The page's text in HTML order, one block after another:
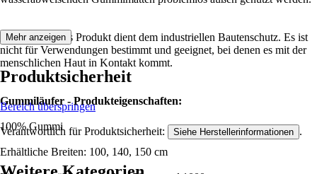
Hinweis: Dieses Produkt dient dem industriellen Bautenschutz. Es ist
nicht für Verwendungen bestimmt und geeignet, bei denen es mit der
menschlichen Haut in Kontakt kommt.
Gummiläufer - Produkteigenschaften:
100% Gummi
Erhältliche Breiten: 100, 140, 150 cm
Mehr anzeigen
Produktsicherheit
Bereich überspringen
Verantwortlich für Produktsicherheit: Siehe Herstellerinformationen .